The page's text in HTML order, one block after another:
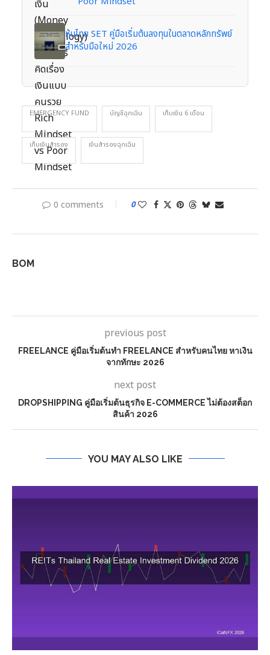
หุ้นไทย SET คู่มือเริ่มต้นลงทุนในตลาดหลักทรัพย์
สำหรับมือใหม่ 2026
EMERGENCY FUND บัญชีฉุกเฉิน เก็บเงิน 6 เดือน
เก็บเงินสำรอง เงินสำรองฉุกเฉิน
0 comments 0
BOM
previous post
FREELANCE คู่มือเริ่มต้นทำ FREELANCE สำหรับคนไทย หาเงิน
จากทักษะ 2026
next post
DROPSHIPPING คู่มือเริ่มต้นธุรกิจ E-COMMERCE ไม่ต้องสต็อก
สินค้า 2026
YOU MAY ALSO LIKE